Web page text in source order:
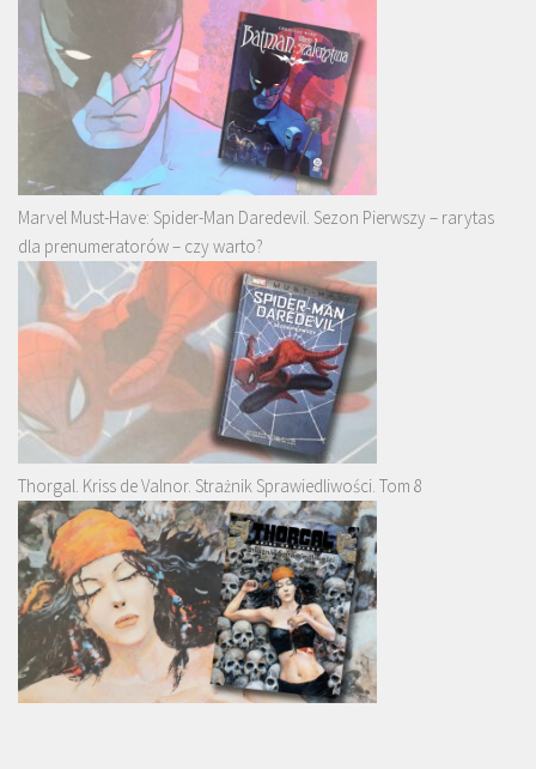
Marvel Must-Have: Spider-Man Daredevil. Sezon Pierwszy – rarytas
dla prenumeratorów – czy warto?
Thorgal. Kriss de Valnor. Strażnik Sprawiedliwości. Tom 8